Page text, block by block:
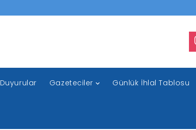
Duyurular Gazeteciler Günlük İhlal Tablosu